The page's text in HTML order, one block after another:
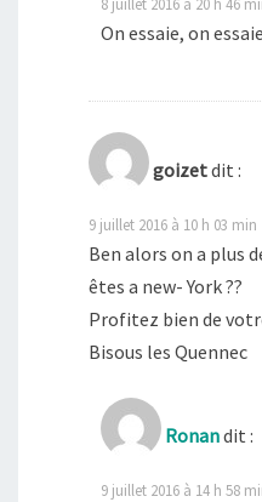
8 juillet 2016 à 20 h 46
On essaie, on essaie
goizetdit :
9 juillet 2016 à 10 h 03 min
Ben alors on a plus
êtes a new- York ??
Profitez bien de
Bisous les Quennec
Ronandit :
9 juillet 2016 à 14 h 58